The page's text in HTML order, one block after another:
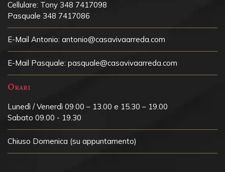
Cellulare: Tony 348 7417098
Pasquale 348 7417086
E-Mail Antonio: antonio@casavivaarreda.com
E-Mail Pasquale: pasquale@casavivaarreda.com
Orari
Lunedì / Venerdì 09.00 – 13.00 e 15.30 – 19.00
Sabato 09.00 - 19.30
Chiuso Domenica (su appuntamento)